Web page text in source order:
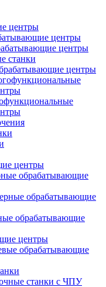
центры
центры
центры
станки
центры
центры
обрабатывающие
обрабатывающие
обрабатывающие
центры
обрабатывающие
станки с ЧПУ